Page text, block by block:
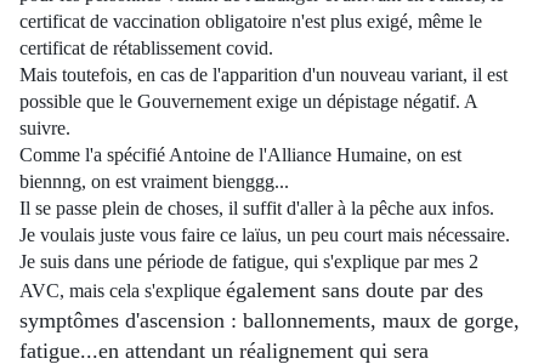
certificat de vaccination obligatoire n'est plus exigé, même le
certificat de rétablissement covid.
Mais toutefois, en cas de l'apparition d'un nouveau variant, il est
possible que le Gouvernement exige un dépistage négatif. A
suivre.
Comme l'a spécifié Antoine de l'Alliance Humaine, on est
biennng, on est vraiment bienggg...
Il se passe plein de choses, il suffit d'aller à la pêche aux infos.
Je voulais juste vous faire ce laïus, un peu court mais nécessaire.
Je suis dans une période de fatigue, qui s'explique par mes 2
AVC, mais cela s'explique également sans doute par des
symptômes d'ascension : ballonnements, maux de gorge,
fatigue...en attendant un réalignement qui sera